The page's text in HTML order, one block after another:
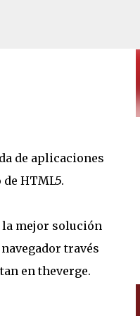
de aplicaciones
HTML5.
la mejor solución
través
en theverge.